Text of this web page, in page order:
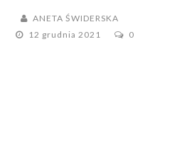
ANETA ŚWIDERSKA
12 grudnia 2021
0